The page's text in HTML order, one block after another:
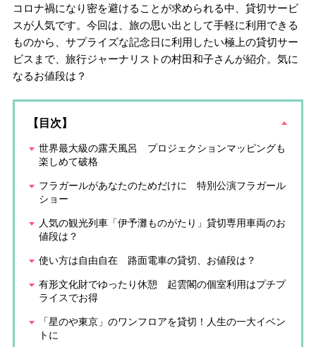
コロナ禍になり密を避けることが求められる中、貸切サービ
スが人気です。今回は、旅の思い出として手軽に利用できる
ものから、サプライズな記念日に利用したい極上の貸切サー
ビスまで、旅行ジャーナリストの村田和子さんが紹介。気に
なるお値段は？
【目次】
世界最大級の露天風呂 プロジェクションマッピングも
楽しめて破格
フラガールがあなたのためだけに 特別公演フラガール
ショー
人気の観光列車「伊予灘ものがたり」貸切専用車両のお
値段は？
使い方は自由自在 路面電車の貸切、お値段は？
有形文化財でゆったり休憩 起雲閣の個室利用はプチプ
ライスでお得
「星のや東京」のワンフロアを貸切！人生の一大イベン
トに